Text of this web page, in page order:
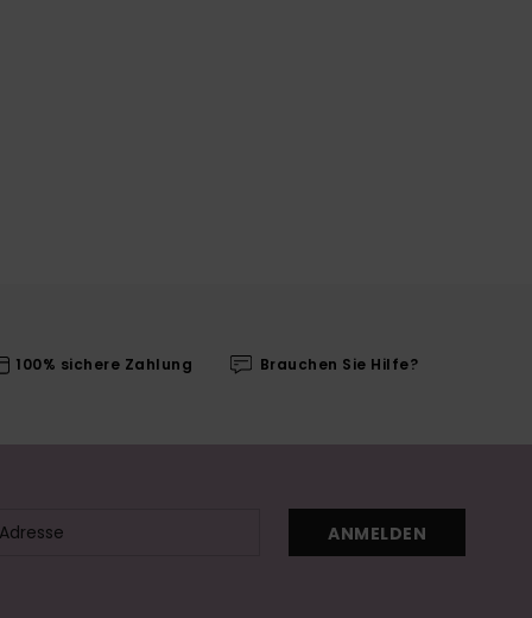
100% sichere Zahlung Brauchen Sie Hilfe?
ANMELDEN